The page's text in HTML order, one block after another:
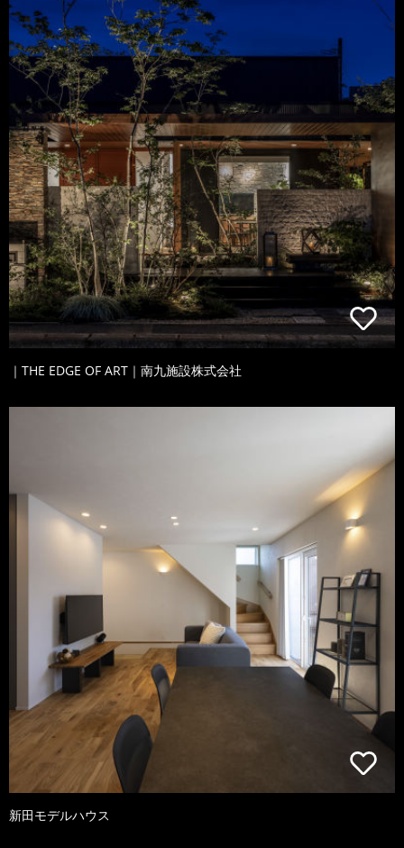
｜THE EDGE OF ART｜南九施設株式会社
新田モデルハウス